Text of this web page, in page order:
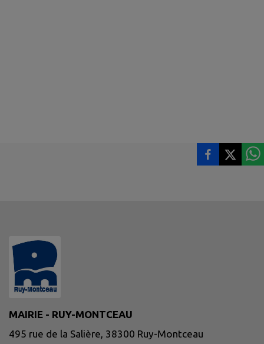
MAIRIE - RUY-MONTCEAU
495 rue de la Salière, 38300 Ruy-Montceau